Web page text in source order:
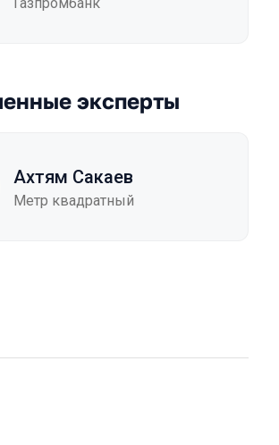
эксперты
Ахтям Сакаев
Метр квадратный